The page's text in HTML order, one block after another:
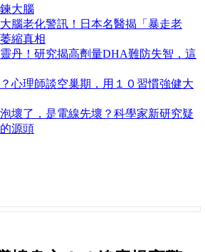
大腦
腦老化警訊！日本名醫揭「暴走老
縮真相
丹！研究揭高劑量DHA難防失智，這
心理師談空巢期，用１０習慣強健大
壞了，是電線先壞？科學家新研究疑
源頭